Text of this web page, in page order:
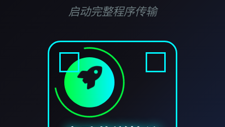
启动完整程序传输